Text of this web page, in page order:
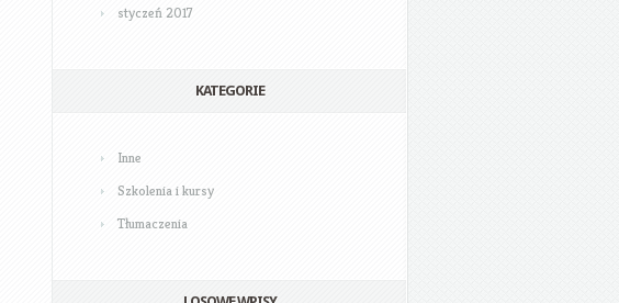
styczeń 2017
KATEGORIE
Inne
Szkolenia i kursy
Tłumaczenia